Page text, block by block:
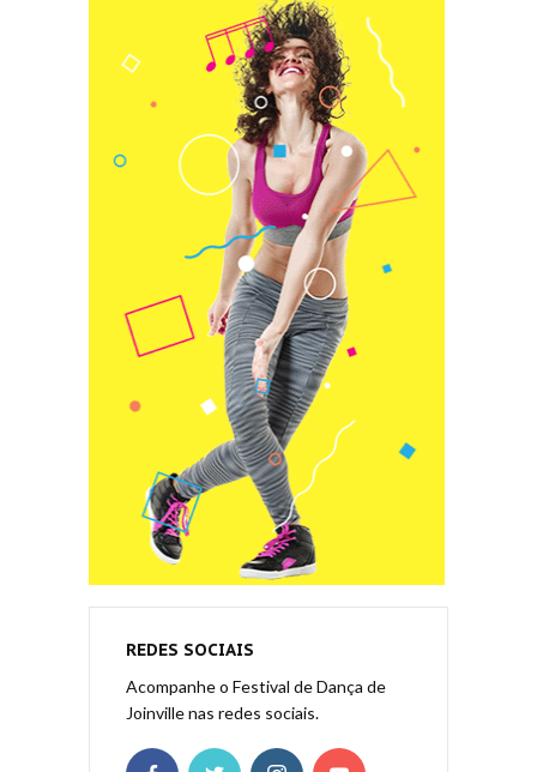
REDES SOCIAIS
Acompanhe o Festival de Dança de
Joinville nas redes sociais.